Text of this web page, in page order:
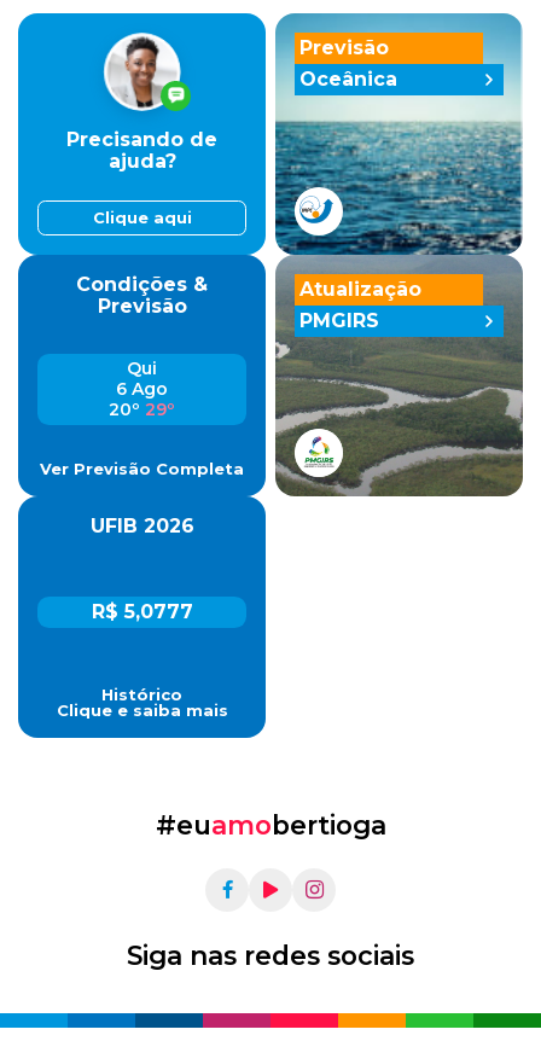
Previsão
Oceânica
Precisando de
ajuda?
Clique aqui
Condições &
Previsão
Qui
6 Ago
20º 29º
Ver Previsão Completa
UFIB 2026
R$ 5,0777
Histórico
Clique e saiba mais
Atualização
PMGIRS
#euamobertioga
Siga nas redes sociais